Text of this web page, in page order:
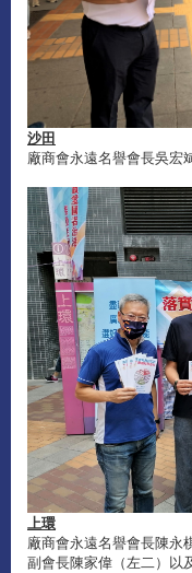
沙田
廠商會永遠名譽會長吳宏
上環
廠商會永遠名譽會長陳永
副會長陳家偉（左二）以